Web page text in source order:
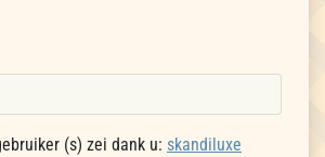
(s) zei dank u: skandiluxe